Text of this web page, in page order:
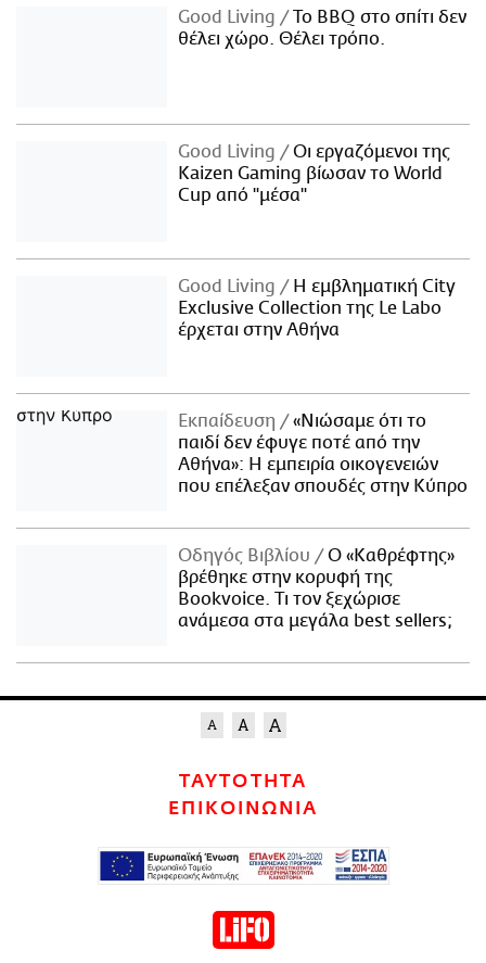
Good Living
Το BBQ στο σπίτι δεν
θέλει χώρο. Θέλει τρόπο.
Good Living
Οι εργαζόμενοι της
Kaizen Gaming βίωσαν το World
Cup από "μέσα"
Good Living
Η εμβληματική City
Exclusive Collection της Le Labo
έρχεται στην Αθήνα
Εκπαίδευση
«Νιώσαμε ότι το
παιδί δεν έφυγε ποτέ από την
Αθήνα»: Η εμπειρία οικογενειών
που επέλεξαν σπουδές στην Κύπρο
Οδηγός Βιβλίου
Ο «Καθρέφτης»
βρέθηκε στην κορυφή της
Bookvoice. Τι τον ξεχώρισε
ανάμεσα στα μεγάλα best sellers;
ΤΑΥΤΟΤΗΤΑ
ΕΠΙΚΟΙΝΩΝΙΑ